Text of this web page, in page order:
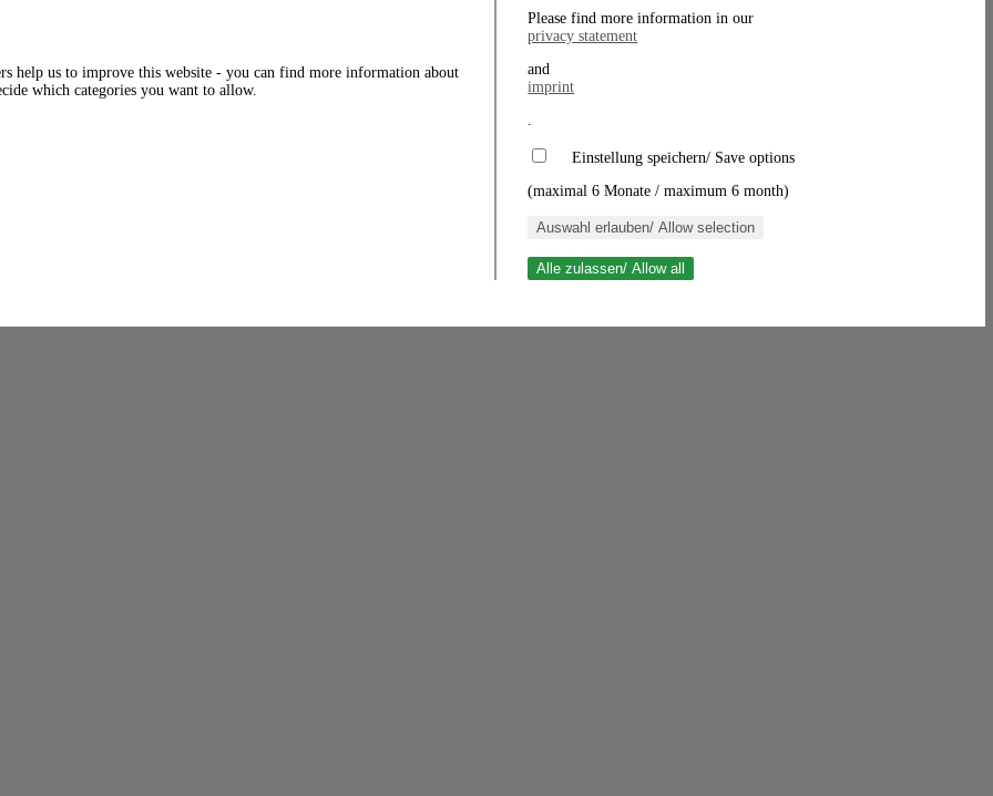
help us to improve this website - you can find more information about
which categories you want to allow.
Please find more information in our
privacy statement
and
imprint
.
Einstellung speichern/ Save options
(maximal 6 Monate / maximum 6 month)
Auswahl erlauben/ Allow selection
Alle zulassen/ Allow all